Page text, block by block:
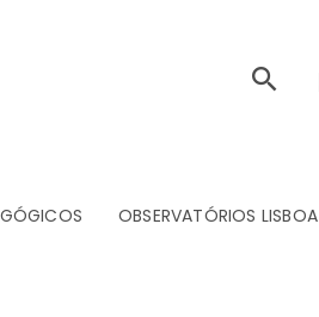
OBSERVATÓRIOS LISBOA